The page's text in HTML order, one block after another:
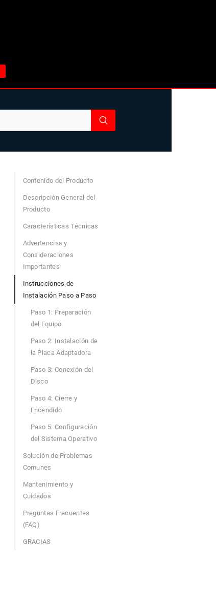
Contenido del Producto
Descripción General del
Producto
Características Técnicas
Advertencias y
Consideraciones
Importantes
Instrucciones de
Instalación Paso a Paso
Paso 1: Preparación
del Equipo
Paso 2: Instalación de
la Placa Adaptadora
Paso 3: Conexión del
Disco
Paso 4: Cierre y
Encendido
Paso 5: Configuración
del Sistema Operativo
Solución de Problemas
Comunes
Mantenimiento y
Cuidados
Preguntas Frecuentes
(FAQ)
GRACIAS